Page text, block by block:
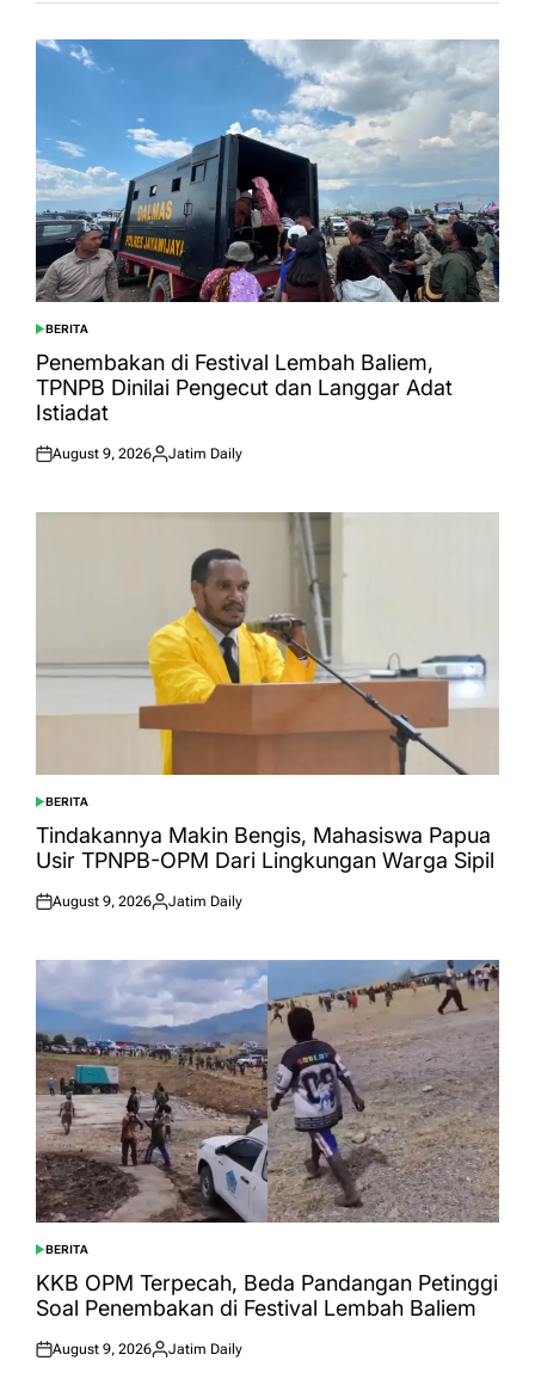
POSTED
IN
BERITA
Penembakan di Festival Lembah Baliem,
TPNPB Dinilai Pengecut dan Langgar Adat
Istiadat
Posted
August 9, 2026
Posted
Jatim Daily
POSTED
IN
BERITA
Tindakannya Makin Bengis, Mahasiswa Papua
Usir TPNPB-OPM Dari Lingkungan Warga Sipil
Posted
August 9, 2026
Posted
Jatim Daily
POSTED
IN
BERITA
KKB OPM Terpecah, Beda Pandangan Petinggi
Soal Penembakan di Festival Lembah Baliem
Posted
August 9, 2026
Posted
Jatim Daily